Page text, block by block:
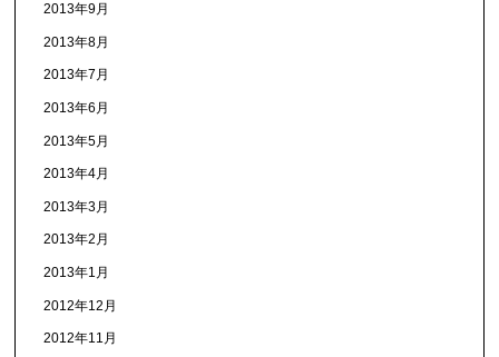
2013年9月
2013年8月
2013年7月
2013年6月
2013年5月
2013年4月
2013年3月
2013年2月
2013年1月
2012年12月
2012年11月